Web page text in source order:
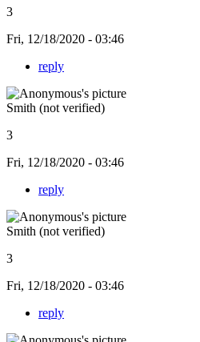
3
Fri, 12/18/2020 - 03:46
reply
Smith (not verified)
3
Fri, 12/18/2020 - 03:46
reply
Smith (not verified)
3
Fri, 12/18/2020 - 03:46
reply